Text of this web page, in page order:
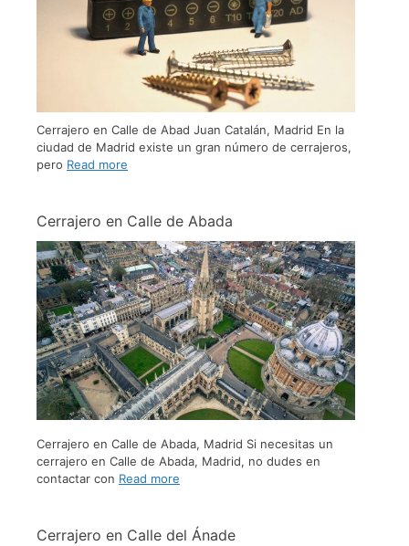
Cerrajero en Calle de Abad Juan Catalán, Madrid En la
ciudad de Madrid existe un gran número de cerrajeros,
pero Read more
Cerrajero en Calle de Abada
Cerrajero en Calle de Abada, Madrid Si necesitas un
cerrajero en Calle de Abada, Madrid, no dudes en
contactar con Read more
Cerrajero en Calle del Ánade